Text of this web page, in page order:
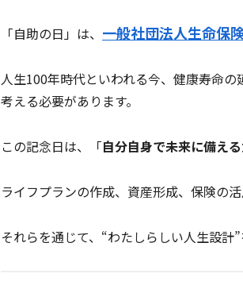
「自助の日」は、 一般社団法人生命保
人生100年時代といわれる今、健康寿命
考える必要があります。
この記念日は、「自分自身で未来に備え
ライフプランの作成、資産形成、保険の
それらを通じて、“わたしらしい人生設計